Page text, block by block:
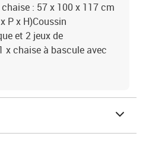
: 57 x 100 x 117 cm
P x H)Coussin
et 2 jeux de
x chaise à bascule avec